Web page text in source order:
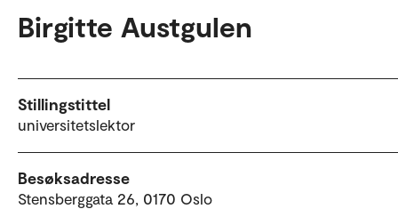
Birgitte Austgulen
Stillingstittel
universitetslektor
Besøksadresse
Stensberggata 26, 0170 Oslo